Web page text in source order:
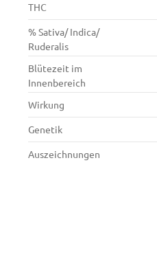
THC
% Sativa/ Indica/
Ruderalis
Blütezeit im
Innenbereich
Wirkung
Genetik
Auszeichnungen